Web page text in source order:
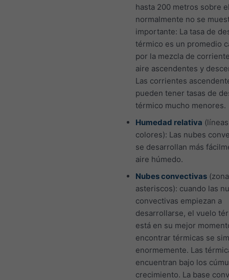
hasta 200 metros sobre
normalmente no se
importante: La tasa de
térmico es un promedio
por la mezcla de
aire ascendentes y
Las corrientes
pueden tener tasas de
térmico mucho menores.
Humedad relativa
colores): Las nubes
se desarrollan más
aire húmedo.
Nubes convectivas
asteriscos): cuando las
convectivas empiezan a
desarrollarse, el vuelo
está en su mejor
encontrar térmicas se
enormemente. Las
encuentran bajo los
crecimiento. La base